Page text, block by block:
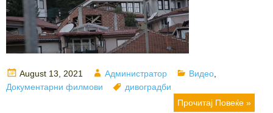
Posted
on
August 13, 2021 Author
Администратор Categories
Видео
Документарни филмови
Tags
дивоградби
Прочитај Повеќе »